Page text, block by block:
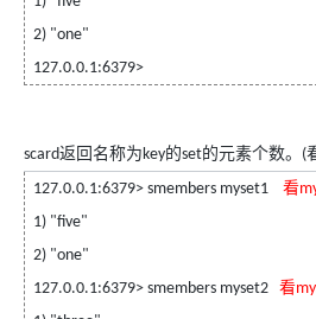
2) "one"
127.0.0.1:6379>
scard返回名称为 key的set的元素个数。 (
127.0.0.1:6379> smembers myset1
看
1) "five"
2) "one"
127.0.0.1:6379> smembers myset2
看